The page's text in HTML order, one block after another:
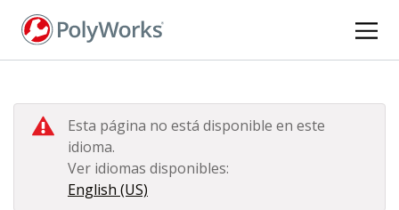
Pasar
Esta página no está disponible en este
idioma.
Ver idiomas disponibles:
English (US)